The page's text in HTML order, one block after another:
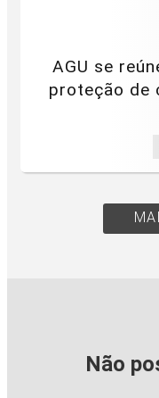
AGU se
proteção de
Não